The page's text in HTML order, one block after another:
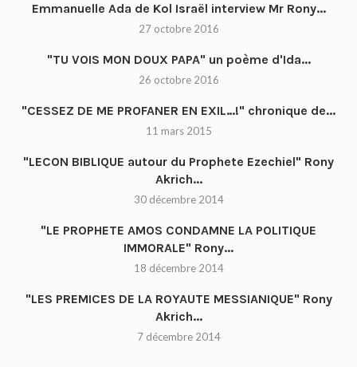
Emmanuelle Ada de Kol Israël interview Mr Rony...
27 octobre 2016
"TU VOIS MON DOUX PAPA" un poème d'Ida...
26 octobre 2016
"CESSEZ DE ME PROFANER EN EXIL…!" chronique de...
11 mars 2015
"LECON BIBLIQUE autour du Prophete Ezechiel" Rony
Akrich...
30 décembre 2014
"LE PROPHETE AMOS CONDAMNE LA POLITIQUE
IMMORALE" Rony...
18 décembre 2014
"LES PREMICES DE LA ROYAUTE MESSIANIQUE" Rony
Akrich...
7 décembre 2014